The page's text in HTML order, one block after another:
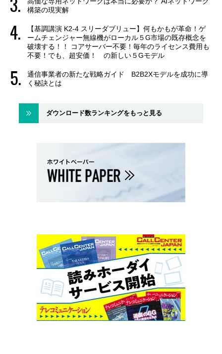
構築の現実解
【基調講演 K2-4 スリーダブリュー】何もかもが革命！ゲ
ームチェンジャー無線機がローカル５G市場の既存概念を
破壊する！！ コアサーバー不要！毎年のライセンス費用も
不要！でも、超安価！ の新しい５Gモデル
通信事業者の新たな戦略ガイド B2B2Xモデルを成功に導
く秘訣とは
ダウンロード数ランキングをもっと見る